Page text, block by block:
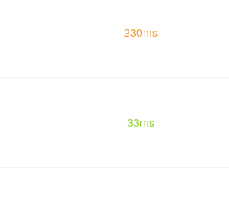
230ms
33ms